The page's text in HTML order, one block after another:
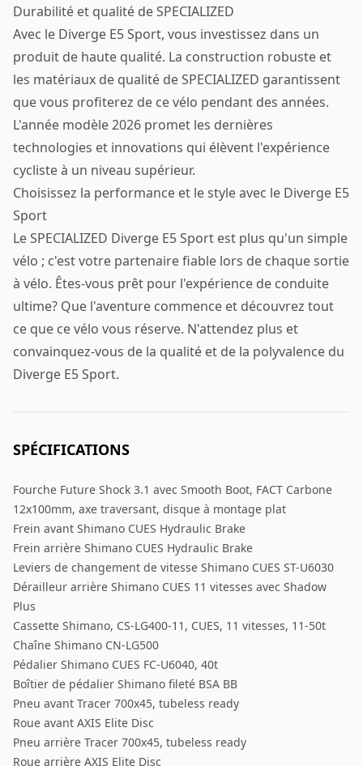
Durabilité et qualité de SPECIALIZED
Avec le Diverge E5 Sport, vous investissez dans un
produit de haute qualité. La construction robuste et
les matériaux de qualité de SPECIALIZED garantissent
que vous profiterez de ce vélo pendant des années.
L'année modèle 2026 promet les dernières
technologies et innovations qui élèvent l'expérience
cycliste à un niveau supérieur.
Choisissez la performance et le style avec le Diverge E5
Sport
Le SPECIALIZED Diverge E5 Sport est plus qu'un simple
vélo ; c'est votre partenaire fiable lors de chaque sortie
à vélo. Êtes-vous prêt pour l'expérience de conduite
ultime? Que l'aventure commence et découvrez tout
ce que ce vélo vous réserve. N'attendez plus et
convainquez-vous de la qualité et de la polyvalence du
Diverge E5 Sport.
SPÉCIFICATIONS
Fourche Future Shock 3.1 avec Smooth Boot, FACT Carbone
12x100mm, axe traversant, disque à montage plat
Frein avant Shimano CUES Hydraulic Brake
Frein arrière Shimano CUES Hydraulic Brake
Leviers de changement de vitesse Shimano CUES ST-U6030
Dérailleur arrière Shimano CUES 11 vitesses avec Shadow
Plus
Cassette Shimano, CS-LG400-11, CUES, 11 vitesses, 11-50t
Chaîne Shimano CN-LG500
Pédalier Shimano CUES FC-U6040, 40t
Boîtier de pédalier Shimano fileté BSA BB
Pneu avant Tracer 700x45, tubeless ready
Roue avant AXIS Elite Disc
Pneu arrière Tracer 700x45, tubeless ready
Roue arrière AXIS Elite Disc